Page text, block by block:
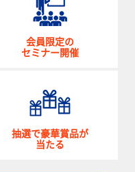
会員限定の
セミナー開催
抽選で豪華賞品が
当たる